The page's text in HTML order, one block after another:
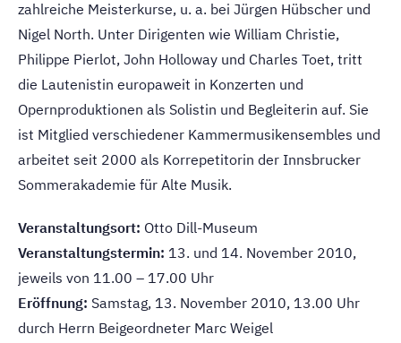
zahlreiche Meisterkurse, u. a. bei Jürgen Hübscher und
Nigel North. Unter Dirigenten wie William Christie,
Philippe Pierlot, John Holloway und Charles Toet, tritt
die Lautenistin europaweit in Konzerten und
Opernproduktionen als Solistin und Begleiterin auf. Sie
ist Mitglied verschiedener Kammermusikensembles und
arbeitet seit 2000 als Korrepetitorin der Innsbrucker
Sommerakademie für Alte Musik.
Veranstaltungsort: Otto Dill-Museum
Veranstaltungstermin: 13. und 14. November 2010,
jeweils von 11.00 – 17.00 Uhr
Eröffnung: Samstag, 13. November 2010, 13.00 Uhr
durch Herrn Beigeordneter Marc Weigel